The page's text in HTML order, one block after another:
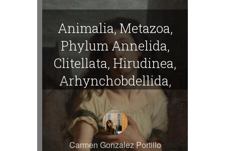
Animalia, Metazoa,
Phylum Annelida,
Clitellata, Hirudinea,
Arhynchobdellida,
Hirudinidae, Hirudo
medicinalis:
Sanguijuela
Carmen Gonzalez Portillo